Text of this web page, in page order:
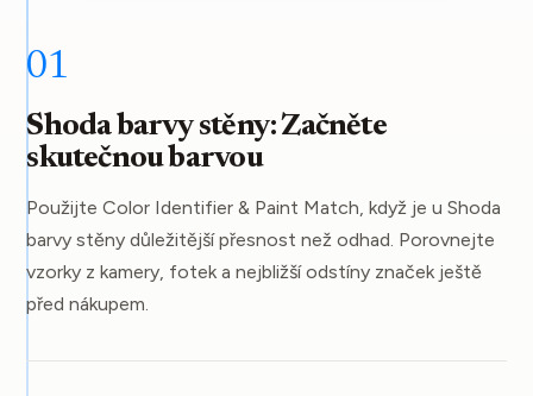
01
Shoda barvy stěny: Začněte
skutečnou barvou
Použijte Color Identifier & Paint Match, když je u Shoda
barvy stěny důležitější přesnost než odhad. Porovnejte
vzorky z kamery, fotek a nejbližší odstíny značek ještě
před nákupem.